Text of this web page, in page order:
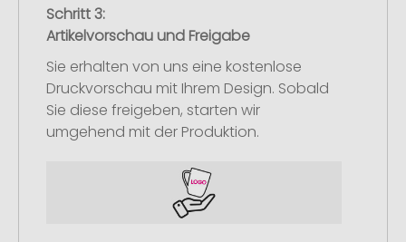
Schritt 3:
Artikelvorschau und Freigabe
Sie erhalten von uns eine kostenlose
Druckvorschau mit Ihrem Design. Sobald
Sie diese freigeben, starten wir
umgehend mit der Produktion.